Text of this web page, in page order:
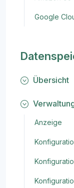
Google
Übersicht
Anzeige